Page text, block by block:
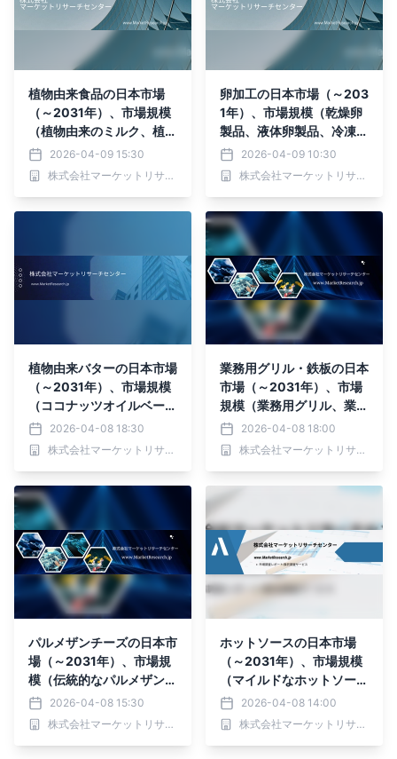
植物由来食品の日本市場
（～2031年）、市場規模
（植物由来のミルク、植物
由来の肉・魚介類、植物由
来のチーズ）・分析レポー
トを発表
2026-04-09 15:30
株式会社マーケットリサーチセンター
卵加工の日本市場（～203
1年）、市場規模（乾燥卵
製品、液体卵製品、冷凍卵
製品）・分析レポートを発
表
2026-04-09 10:30
株式会社マーケットリサーチセンター
植物由来バターの日本市場
（～2031年）、市場規模
（ココナッツオイルベー
ス、オリーブオイルベー
ス、アボカドオイルベー
ス）・分析レポートを発表
2026-04-08 18:30
株式会社マーケットリサーチセンター
業務用グリル・鉄板の日本
市場（～2031年）、市場
規模（業務用グリル、業務
用グリドル、ガス式グリル
＆グリドル）・分析レポー
トを発表
2026-04-08 18:00
株式会社マーケットリサーチセンター
パルメザンチーズの日本市
場（～2031年）、市場規
模（伝統的なパルメザンチ
ーズ、低脂肪パルメザンチ
ーズ、有機パルメザンチー
ズ）・分析レポートを発表
2026-04-08 15:30
株式会社マーケットリサーチセンター
ホットソースの日本市場
（～2031年）、市場規模
（マイルドなホットソー
ス、ミディアムなホットソ
ース、激辛ホットソー
ス）・分析レポートを発表
2026-04-08 14:00
株式会社マーケットリサーチセンター